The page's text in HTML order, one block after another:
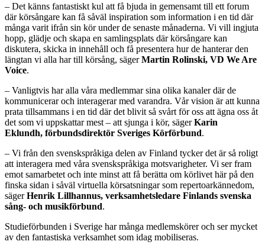
– Det känns fantastiskt kul att få bjuda in gemensamt till ett forum
där körsångare kan få såväl inspiration som information i en tid där
många varit ifrån sin kör under de senaste månaderna. Vi vill ingjuta
hopp, glädje och skapa en samlingsplats där körsångare kan
diskutera, skicka in innehåll och få presentera hur de hanterar den
längtan vi alla har till körsång, sägerMartin Rolinski, VD We Are
Voice.
– Vanligtvis har alla våra medlemmar sina olika kanaler där de
kommunicerar och interagerar med varandra. Vår vision är att kunna
prata tillsammans i en tid där det blivit så svårt för oss att ägna oss åt
det som vi uppskattar mest – att sjunga i kör, sägerKarin
Eklundh, förbundsdirektör Sveriges Körförbund.
– Vi från den svenskspråkiga delen av Finland tycker det är så roligt
att interagera med våra svenskspråkiga motsvarigheter. Vi ser fram
emot samarbetet och inte minst att få berätta om körlivet här på den
finska sidan i såväl virtuella körsatsningar som repertoarkännedom,
sägerHenrik Lillhannus, verksamhetsledare Finlands svenska
sång- och musikförbund.
Studieförbunden i Sverige har många medlemskörer och ser mycket
av den fantastiska verksamhet som idag mobiliseras.